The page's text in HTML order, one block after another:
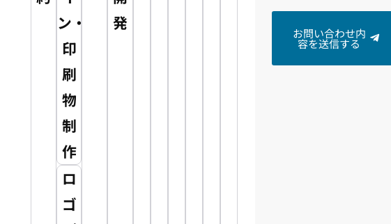
ン・
印
刷
物
制
作
ロ
ゴ
発
お問い合わせ内
容を送信する